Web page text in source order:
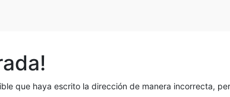
que haya escrito la dirección de manera incorrecta,